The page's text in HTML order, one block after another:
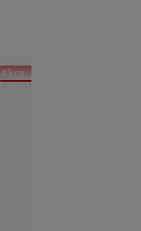
Akce